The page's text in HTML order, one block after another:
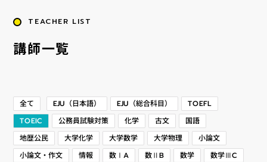
TEACHER LIST
講師一覧
全て EJU（日本語） EJU（総合科目） TOEFL
TOEIC 公務員試験対策 化学 古文 国語
地歴公民 大学化学 大学数学 大学物理 小論文
小論文・作文 情報 数ⅠA 数ⅡB 数学 数学ⅢC